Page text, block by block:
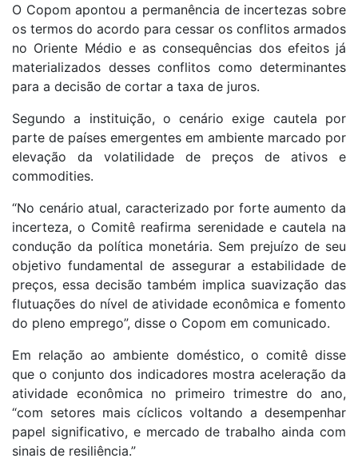
O Copom apontou a permanência de incertezas sobre
os termos do acordo para cessar os conflitos armados
no Oriente Médio e as consequências dos efeitos já
materializados desses conflitos como determinantes
para a decisão de cortar a taxa de juros.
Segundo a instituição, o cenário exige cautela por
parte de países emergentes em ambiente marcado por
elevação da volatilidade de preços de ativos e
commodities.
“No cenário atual, caracterizado por forte aumento da
incerteza, o Comitê reafirma serenidade e cautela na
condução da política monetária. Sem prejuízo de seu
objetivo fundamental de assegurar a estabilidade de
preços, essa decisão também implica suavização das
flutuações do nível de atividade econômica e fomento
do pleno emprego”, disse o Copom em comunicado.
Em relação ao ambiente doméstico, o comitê disse
que o conjunto dos indicadores mostra aceleração da
atividade econômica no primeiro trimestre do ano,
“com setores mais cíclicos voltando a desempenhar
papel significativo, e mercado de trabalho ainda com
sinais de resiliência.”